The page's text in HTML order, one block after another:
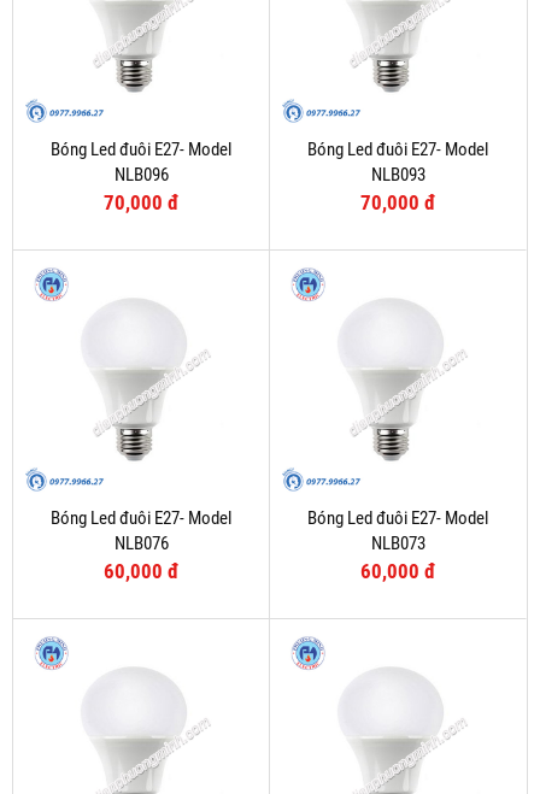
Bóng Led đuôi E27- Model
NLB096
70,000 đ
Bóng Led đuôi E27- Model
NLB093
70,000 đ
Bóng Led đuôi E27- Model
NLB076
60,000 đ
Bóng Led đuôi E27- Model
NLB073
60,000 đ